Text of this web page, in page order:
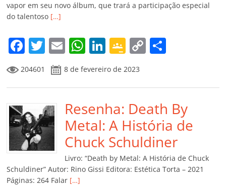
vapor em seu novo álbum, que trará a participação especial
do talentoso […]
F
a
c
e
b
o
o
k
T
w
itt
er
E
m
ai
l
W
at
s
A
p
p
Li
k
e
dI
n
G
o
o
gl
e
Cl
a
ss
ro
C
y
Li
n
k
p
ar
til
h
ar
204601 8 de fevereiro de 2023
Resenha: Death By
Metal: A História de
Chuck Schuldiner
Livro: “Death by Metal: A História de Chuck
Schuldiner” Autor: Rino Gissi Editora: Estética Torta – 2021
Páginas: 264 Falar […]